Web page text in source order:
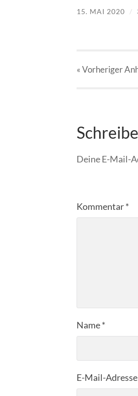
15. MAI 2020 /
« Vorheriger
Deine E-Mail-
Kommentar*
Name*
E-Mail-Adresse